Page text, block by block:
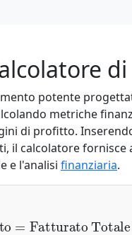
potente
metriche
di profitto.
il calcolatore
e l'analisi finanziaria.
= Fatturato Totale